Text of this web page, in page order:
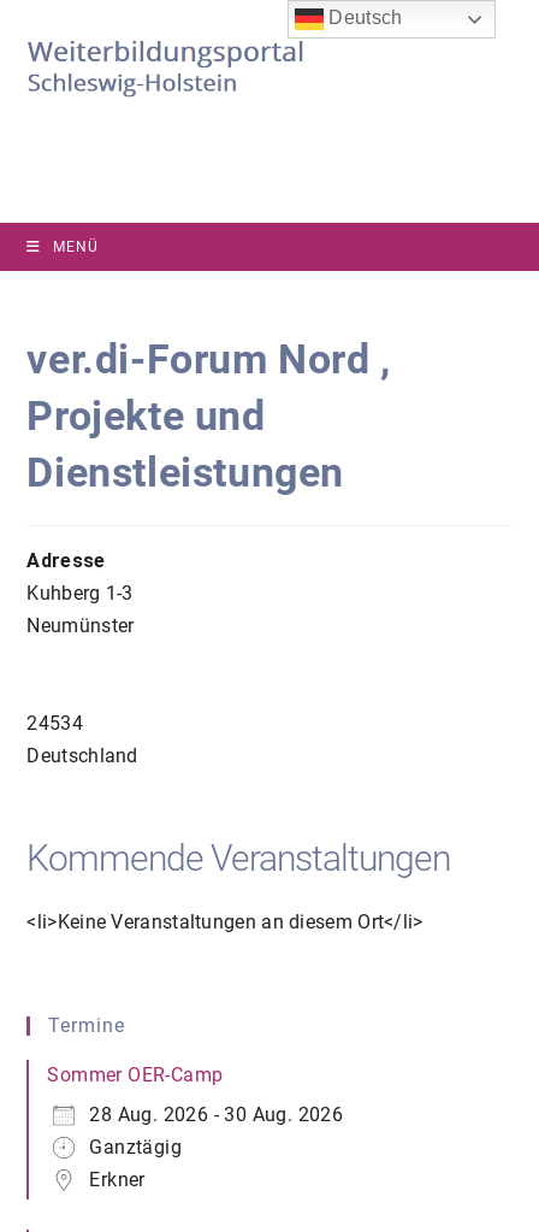
Inhalt
springen
MENÜ
ver.di-Forum Nord ,
Projekte und
Dienstleistungen
Adresse
Kuhberg 1-3
Neumünster
24534
Deutschland
Kommende Veranstaltungen
<li>Keine Veranstaltungen an diesem Ort</li>
Termine
Sommer OER-Camp
28 Aug. 2026 - 30 Aug. 2026
Ganztägig
Erkner
Deutsch